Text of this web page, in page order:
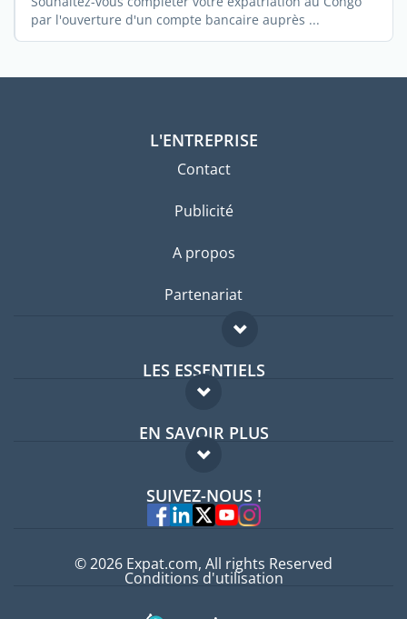
par l'ouverture d'un compte bancaire auprès ...
L'ENTREPRISE
Contact
Publicité
A propos
Partenariat
LES ESSENTIELS
Forum expatriés
Guides pays
EN SAVOIR PLUS
FAQ
Experts
SUIVEZ-NOUS !
© 2026 Expat.com, All rights Reserved
Conditions d'utilisation